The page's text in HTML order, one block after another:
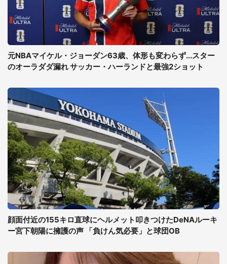
元NBAマイケル・ジョーダン63歳、体形も変わらず...スター
のオーラダダ漏れ サッカー・ハーランドと最強2ショット
顔面付近の155キロ直球にヘルメット叩きつけたDeNAルーキ
ー宮下朝陽に擁護の声 「負けん気必要」と球団OB